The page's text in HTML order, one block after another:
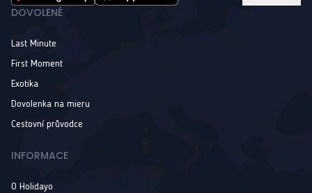
DOVOLENÉ
Last Minute
First Moment
Exotika
Dovolenka na mieru
Cestovní průvodce
INFORMACE
O Holidayo